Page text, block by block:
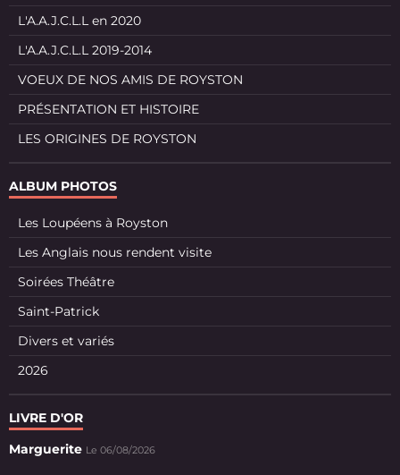
L'A.A.J.C.L.L en 2020
L'A.A.J.C.L.L 2019-2014
VOEUX DE NOS AMIS DE ROYSTON
PRÉSENTATION ET HISTOIRE
LES ORIGINES DE ROYSTON
ALBUM PHOTOS
Les Loupéens à Royston
Les Anglais nous rendent visite
Soirées Théâtre
Saint-Patrick
Divers et variés
2026
LIVRE D'OR
Marguerite Le 06/08/2026